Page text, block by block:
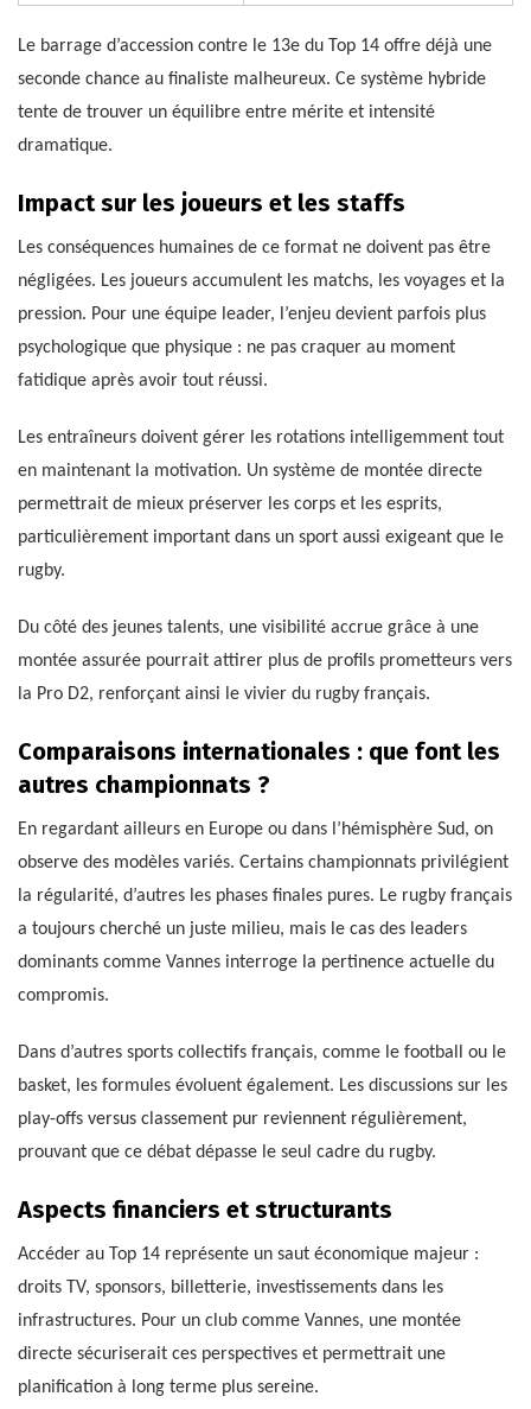
Le barrage d’accession contre le 13e du Top 14 offre déjà une
seconde chance au finaliste malheureux. Ce système hybride
tente de trouver un équilibre entre mérite et intensité
dramatique.
Impact sur les joueurs et les staffs
Les conséquences humaines de ce format ne doivent pas être
négligées. Les joueurs accumulent les matchs, les voyages et la
pression. Pour une équipe leader, l’enjeu devient parfois plus
psychologique que physique : ne pas craquer au moment
fatidique après avoir tout réussi.
Les entraîneurs doivent gérer les rotations intelligemment tout
en maintenant la motivation. Un système de montée directe
permettrait de mieux préserver les corps et les esprits,
particulièrement important dans un sport aussi exigeant que le
rugby.
Du côté des jeunes talents, une visibilité accrue grâce à une
montée assurée pourrait attirer plus de profils prometteurs vers
la Pro D2, renforçant ainsi le vivier du rugby français.
Comparaisons internationales : que font les
autres championnats ?
En regardant ailleurs en Europe ou dans l’hémisphère Sud, on
observe des modèles variés. Certains championnats privilégient
la régularité, d’autres les phases finales pures. Le rugby français
a toujours cherché un juste milieu, mais le cas des leaders
dominants comme Vannes interroge la pertinence actuelle du
compromis.
Dans d’autres sports collectifs français, comme le football ou le
basket, les formules évoluent également. Les discussions sur les
play-offs versus classement pur reviennent régulièrement,
prouvant que ce débat dépasse le seul cadre du rugby.
Aspects financiers et structurants
Accéder au Top 14 représente un saut économique majeur :
droits TV, sponsors, billetterie, investissements dans les
infrastructures. Pour un club comme Vannes, une montée
directe sécuriserait ces perspectives et permettrait une
planification à long terme plus sereine.